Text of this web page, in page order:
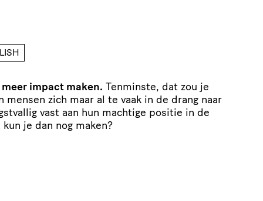
impact maken. Tenminste, dat zou je
mensen zich maar al te vaak in de drang naar
vast aan hun machtige positie in de
je dan nog maken?